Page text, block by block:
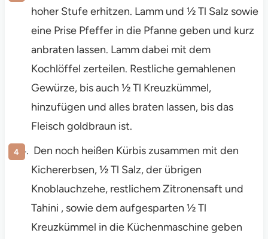
hoher Stufe erhitzen. Lamm und ½ Tl Salz sowie
eine Prise Pfeffer in die Pfanne geben und kurz
anbraten lassen. Lamm dabei mit dem
Kochlöffel zerteilen. Restliche gemahlenen
Gewürze, bis auch ½ Tl Kreuzkümmel,
hinzufügen und alles braten lassen, bis das
Fleisch goldbraun ist.
Den noch heißen Kürbis zusammen mit den
Kichererbsen, ½ Tl Salz, der übrigen
Knoblauchzehe, restlichem Zitronensaft und
Tahini , sowie dem aufgesparten ½ Tl
Kreuzkümmel in die Küchenmaschine geben